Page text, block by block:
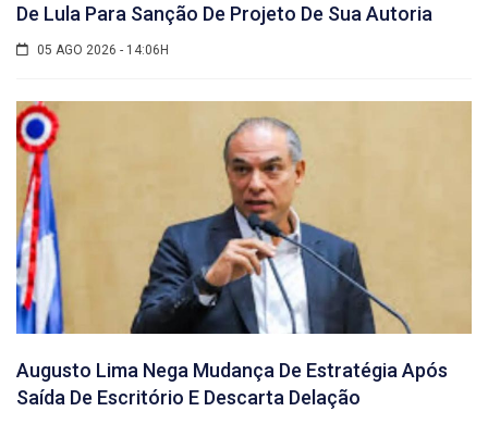
De Lula Para Sanção De Projeto De Sua Autoria
05 AGO 2026 - 14:06H
Augusto Lima Nega Mudança De Estratégia Após
Saída De Escritório E Descarta Delação